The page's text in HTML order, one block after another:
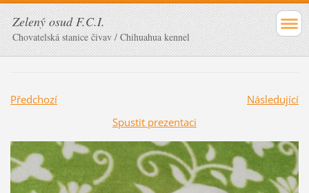
Zelený osud F.C.I.
Chovatelská stanice čivav / Chihuahua kennel
Předchozí
Následující
Spustit prezentaci